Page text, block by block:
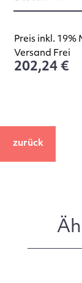
Preis inkl. 19%
Versand Frei
202,24 €
zurück